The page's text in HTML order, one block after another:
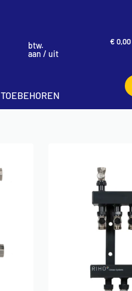
btw.
aan / uit
€0,00
TOEBEHOREN